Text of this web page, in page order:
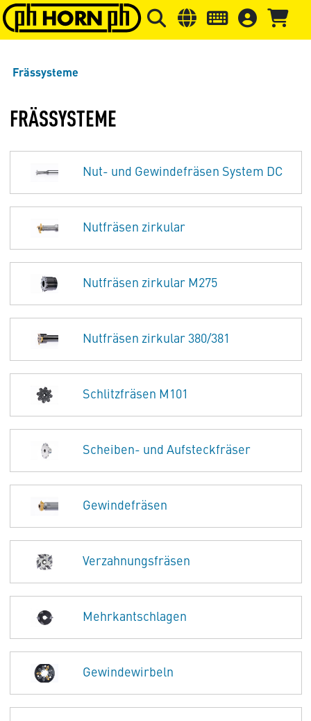
Springe zu Hauptinhalt Springe zum Header Springe
Frässysteme
FRÄSSYSTEME
Nut- und Gewindefräsen System DC
Nutfräsen zirkular
Nutfräsen zirkular M275
Nutfräsen zirkular 380/381
Schlitzfräsen M101
Scheiben- und Aufsteckfräser
Gewindefräsen
Verzahnungsfräsen
Mehrkantschlagen
Gewindewirbeln